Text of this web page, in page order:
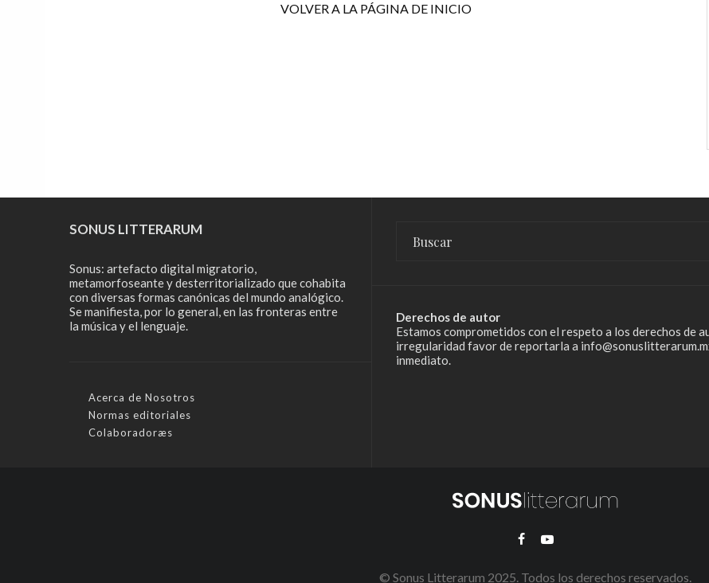
VOLVER A LA PÁGINA DE INICIO
SONUS LITTERARUM
Sonus: artefacto digital migratorio,
metamorfoseante y desterritorializado que cohabita
con diversas formas canónicas del mundo analógico.
Se manifiesta, por lo general, en las fronteras entre
la música y el lenguaje.
Acerca de Nosotros
Normas editoriales
Colaboradoræs
Derechos de autor
Estamos comprometidos con el respeto a los derechos de
irregularidad favor de reportarla a
inmediato.
© Sonus Litterarum 2025. Todos los derechos reservados.